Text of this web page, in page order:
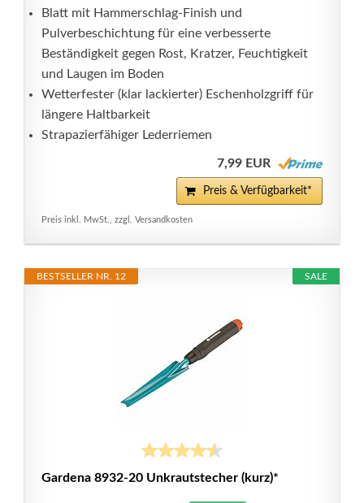
Blatt mit Hammerschlag-Finish und
Pulverbeschichtung für eine verbesserte
Beständigkeit gegen Rost, Kratzer, Feuchtigkeit
und Laugen im Boden
Wetterfester (klar lackierter) Eschenholzgriff für
längere Haltbarkeit
Strapazierfähiger Lederriemen
7,99 EUR
Preis & Verfügbarkeit*
Preis inkl. MwSt., zzgl. Versandkosten
SALE
BESTSELLER NR. 12
Gardena 8932-20 Unkrautstecher (kurz)*